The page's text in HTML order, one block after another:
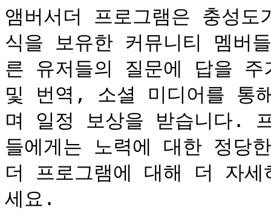
앰버서더 프로그램은 충성
식을 보유한 커뮤니티 멤버
른 유저들의 질문에 답을
및 번역, 소셜 미디어를 통
며 일정 보상을 받습니다.
들에게는 노력에 대한 정당
더 프로그램에 대해 더 자
세요.